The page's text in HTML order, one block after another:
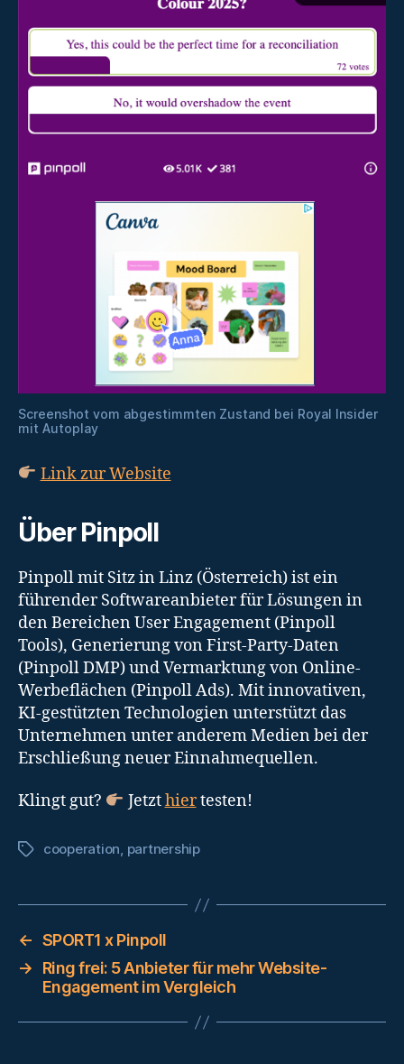
Screenshot vom abgestimmten Zustand bei Royal Insider
mit Autoplay
Link zur Website
Über Pinpoll
Pinpoll mit Sitz in Linz (Österreich) ist ein
führender Softwareanbieter für Lösungen in
den Bereichen User Engagement (Pinpoll
Tools), Generierung von First-Party-Daten
(Pinpoll DMP) und Vermarktung von Online-
Werbeflächen (Pinpoll Ads). Mit innovativen,
KI-gestützten Technologien unterstützt das
Unternehmen unter anderem Medien bei der
Erschließung neuer Einnahmequellen.
Klingt gut? Jetzthiertesten!
Tagscooperation, partnership
← SPORT1 x Pinpoll
→
Ring frei: 5 Anbieter für mehr Website-
Engagement im Vergleich